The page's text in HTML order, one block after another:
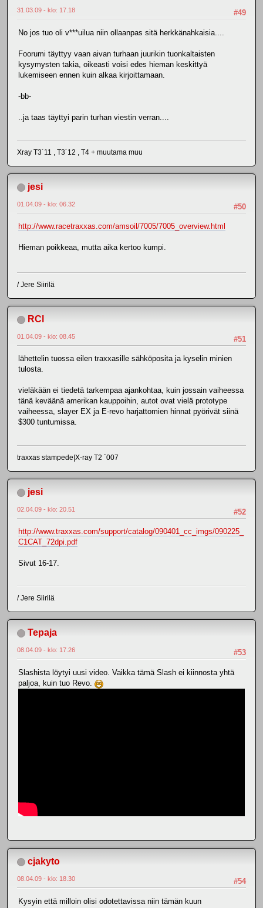
#49
31.03.09 - klo: 17.18
No jos tuo oli v***uilua niin ollaanpas sitä herkkänahkaisia....
Foorumi täyttyy vaan aivan turhaan juurikin tuonkaltaisten
kysymysten takia, oikeasti voisi edes hieman keskittyä
lukemiseen ennen kuin alkaa kirjoittamaan.
-bb-
..ja taas täyttyi parin turhan viestin verran....
Xray T3´11 , T3´12 , T4 + muutama muu
jesi
#50
01.04.09 - klo: 06.32
http://www.racetraxxas.com/amsoil/7005/7005_overview.html
Hieman poikkeaa, mutta aika kertoo kumpi.
/ Jere Siirilä
RCl
#51
01.04.09 - klo: 08.45
lähettelin tuossa eilen traxxasille sähköposita ja kyselin minien
tulosta.
vieläkään ei tiedetä tarkempaa ajankohtaa, kuin jossain vaiheessa
tänä keväänä amerikan kauppoihin, autot ovat vielä prototype
vaiheessa, slayer EX ja E-revo harjattomien hinnat pyörivät siinä
$300 tuntumissa.
traxxas stampede|X-ray T2 `007
jesi
#52
02.04.09 - klo: 20.51
http://www.traxxas.com/support/catalog/090401_cc_imgs/090225_
C1CAT_72dpi.pdf
Sivut 16-17.
/ Jere Siirilä
Tepaja
#53
08.04.09 - klo: 17.26
Slashista löytyi uusi video. Vaikka tämä Slash ei kiinnosta yhtä
paljoa, kuin tuo Revo.
cjakyto
#54
08.04.09 - klo: 18.30
Kysyin että milloin olisi odotettavissa niin tämän kuun